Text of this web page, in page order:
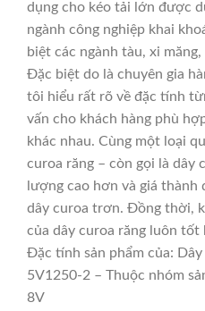
dụng cho kéo tải lớn được
ngành công nghiệp khai
biệt các ngành tàu, xi
Đặc biệt do là chuyên gia
tôi hiểu rất rõ về đặc tính
vấn cho khách hàng phù
khác nhau. Cùng một loại
curoa răng – còn gọi là dây
lượng cao hơn và giá thành
dây curoa trơn. Đồng thời,
của dây curoa răng luôn tốt
Đặc tính sản phẩm của:
5V1250-2 – Thuộc nhóm
8V